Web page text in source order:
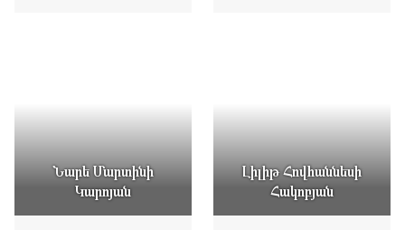
Նարե Մարտինի
Կարոյան
Լիլիթ Հովհաննեսի
Հակոբյան